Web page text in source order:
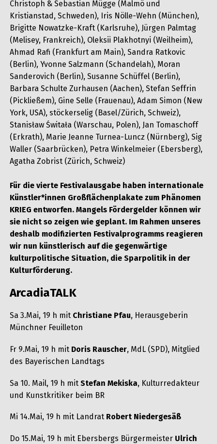
Christoph & Sebastian Mügge (Malmö und
Kristianstad, Schweden), Iris Nölle-Wehn (München),
Brigitte Nowatzke-Kraft (Karlsruhe), Jürgen Palmtag
(Melisey, Frankreich), Oleksii Plakhotnyi (Weilheim),
Ahmad Rafi (Frankfurt am Main), Sandra Ratkovic
(Berlin), Yvonne Salzmann (Schandelah), Moran
Sanderovich (Berlin), Susanne Schüffel (Berlin),
Barbara Schulte Zurhausen (Aachen), Stefan Seffrin
(Pickließem), Gine Selle (Frauenau), Adam Simon (New
York, USA), stöckerselig (Basel/Zürich, Schweiz),
Stanisław Świtała (Warschau, Polen), Jan Tomaschoff
(Erkrath), Marie Jeanne Turnea-Luncz (Nürnberg), Sig
Waller (Saarbrücken), Petra Winkelmeier (Ebersberg),
Agatha Zobrist (Zürich, Schweiz)
Für die vierte Festivalausgabe haben internationale
Künstler*innen Großflächenplakate zum Phänomen
KRIEG entworfen. Mangels Fördergelder können wir
sie nicht so zeigen wie geplant. Im Rahmen unseres
deshalb modifizierten Festivalprogramms reagieren
wir nun künstlerisch auf die gegenwärtige
kulturpolitische Situation, die Sparpolitik in der
Kulturförderung.
ArcadiaTALK
Sa 3.Mai, 19 h mit Christiane Pfau, Herausgeberin
Münchner Feuilleton
Fr 9.Mai, 19 h mit Doris Rauscher, MdL (SPD), Mitglied
des Bayerischen Landtags
Sa 10. Mail, 19 h mit Stefan Mekiska, Kulturredakteur
und Kunstkritiker beim BR
Mi 14.Mai, 19 h mit Landrat Robert Niedergesäß
Do 15.Mai, 19 h mit Ebersbergs Bürgermeister Ulrich